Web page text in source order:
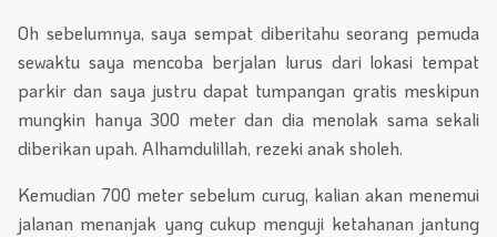
Oh sebelumnya, saya sempat diberitahu seorang pemuda
sewaktu saya mencoba berjalan lurus dari lokasi tempat
parkir dan saya justru dapat tumpangan gratis meskipun
mungkin hanya 300 meter dan dia menolak sama sekali
diberikan upah. Alhamdulillah, rezeki anak sholeh.
Kemudian 700 meter sebelum curug, kalian akan menemui
jalanan menanjak yang cukup menguji ketahanan jantung